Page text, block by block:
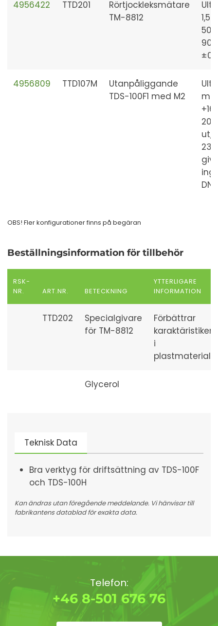
4956422 TTD201
Rörtjockleksmätare
TM-8812
4956809 TTD107M
Utanpåliggande
TDS-100F1 med M2
ut,
OBS! Fler konfigurationer finns på begäran
Beställningsinformation för tillbehör
RSK-
NR.
ART.NR. BETECKNING
YTTERLIGARE
INFORMATION
TTD202
Specialgivare
för TM-8812
Förbättrar
karaktäristiken
i
plastmaterial
Glycerol
Teknisk Data
Bra verktyg för driftsättning av TDS-100F
och TDS-100H
Kan ändras utan föregående meddelande. Vi hänvisar till
fabrikantens datablad för exakta data.
Telefon:
+46 8-501 676 76